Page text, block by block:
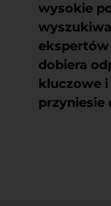
wysokie
ekspertów
dobiera
kluczowe
przyniesie